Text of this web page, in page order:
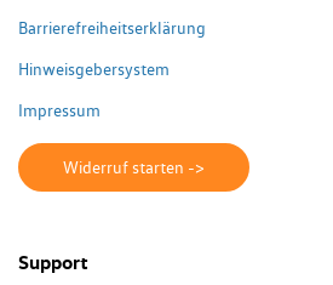
Barrierefreiheitserklärung
Hinweisgebersystem
Impressum
Widerruf starten ->
Support